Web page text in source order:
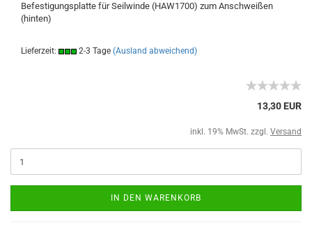
Befestigungsplatte für Seilwinde (HAW1700) zum Anschweißen
(hinten)
Lieferzeit: 2-3 Tage (Ausland abweichend)
13,30 EUR
inkl. 19% MwSt. zzgl. Versand
IN DEN WARENKORB